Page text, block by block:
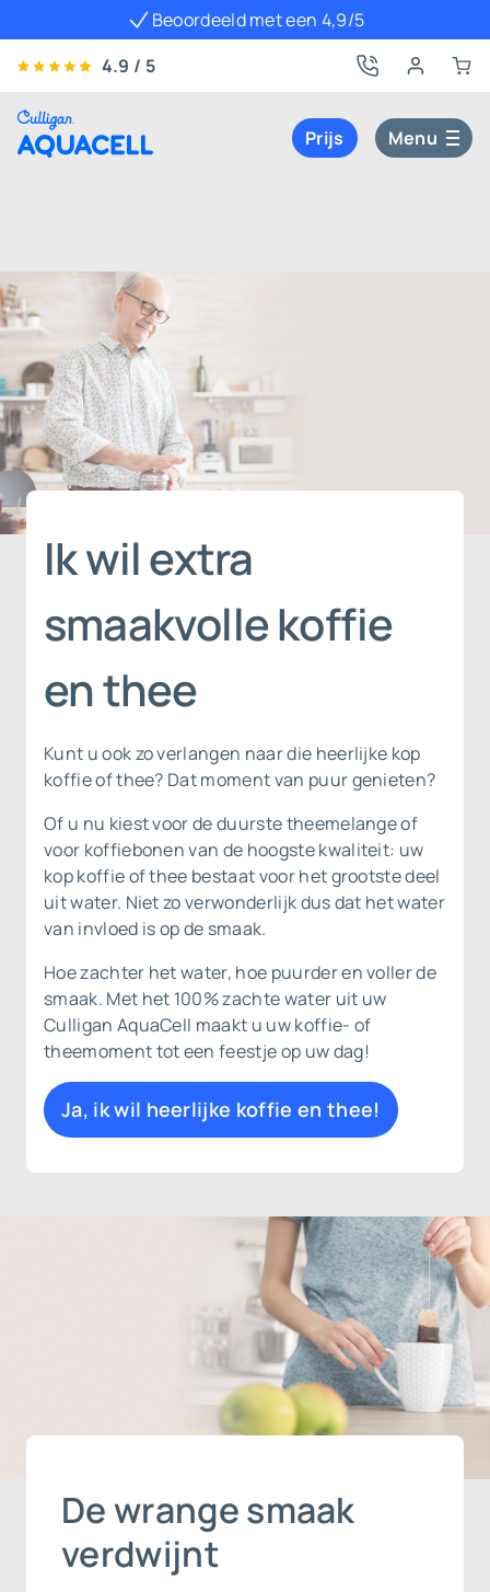
Beoordeeld met een 4,9/5
4.9 / 5
Prijs Menu
Ik wil extra
smaakvolle koffie
en thee
Kunt u ook zo verlangen naar die heerlijke kop
koffie of thee? Dat moment van puur genieten?
Of u nu kiest voor de duurste theemelange of
voor koffiebonen van de hoogste kwaliteit: uw
kop koffie of thee bestaat voor het grootste deel
uit water. Niet zo verwonderlijk dus dat het water
van invloed is op de smaak.
Hoe zachter het water, hoe puurder en voller de
smaak. Met het 100% zachte water uit uw
Culligan AquaCell maakt u uw koffie- of
theemoment tot een feestje op uw dag!
Ja, ik wil heerlijke koffie en thee!
De wrange smaak
verdwijnt